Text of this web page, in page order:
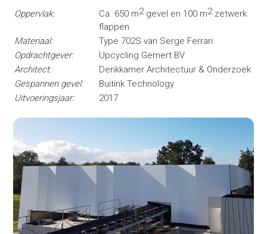
Oppervlak: Ca. 650 m2gevel en 100 m2zetwerk
flappen
Materiaal:
Type 702S van Serge Ferrari
Opdrachtgever:
Upcycling Gemert BV
Architect:
Denkkamer Architectuur & Onderzoek
Gespannen gevel:
Buitink Technology
Uitvoeringsjaar:
2017